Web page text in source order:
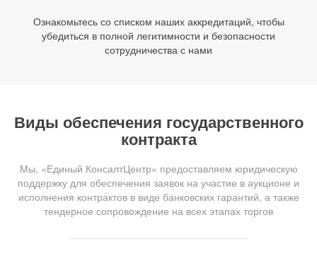
Ознакомьтесь со списком наших аккредитаций, чтобы
убедиться в полной легитимности и безопасности
сотрудничества с нами
Виды обеспечения государственного
контракта
Мы, «Единый КонсалтЦентр» предоставляем юридическую
поддержку для обеспечения заявок на участие в аукционе и
исполнения контрактов в виде банковских гарантий, а также
тендерное сопровождение на всех этапах торгов